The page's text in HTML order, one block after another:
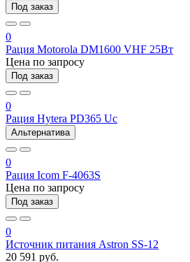
Под заказ
0
Рация Motorola DM1600 VHF 25Вт
Цена по запросу
Под заказ
0
Рация Hytera PD365 Uc
Альтернатива
0
Рация Icom F-4063S
Цена по запросу
Под заказ
0
Источник питания Astron SS-12
20 591 руб.